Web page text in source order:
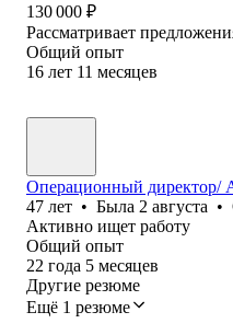
130 000 ₽
Рассматривает
Общий опыт
16 лет 11 месяцев
Операционный директор/
47 лет • Была 2 августа •
Активно ищет работу
Общий опыт
22 года 5 месяцев
Другие резюме
Ещё 1 резюме